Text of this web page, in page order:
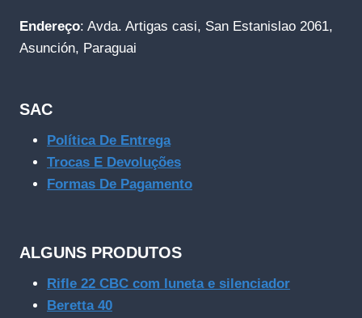
Endereço: Avda. Artigas casi, San Estanislao 2061,
Asunción, Paraguai
SAC
Política De Entrega
Trocas E Devoluções
Formas De Pagamento
ALGUNS PRODUTOS
Rifle 22 CBC com luneta e silenciador
Beretta 40